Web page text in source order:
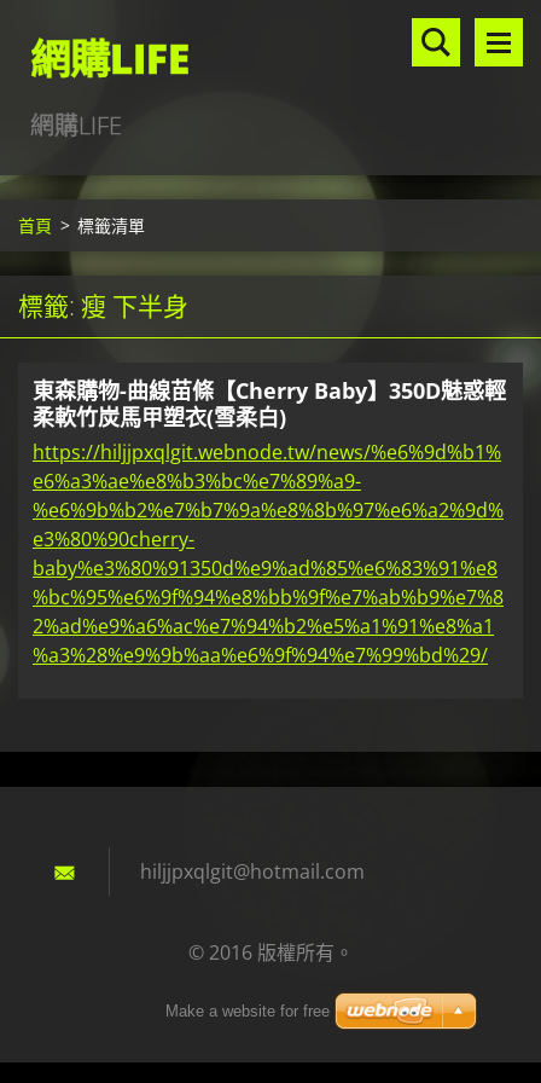
網購LIFE
網購LIFE
首頁 > 標籤清單
標籤: 瘦 下半身
東森購物-曲線苗條【Cherry Baby】350D魅惑輕
柔軟竹炭馬甲塑衣(雪柔白)
https://hiljjpxqlgit.webnode.tw/news/%e6%9d%b1%
e6%a3%ae%e8%b3%bc%e7%89%a9-
%e6%9b%b2%e7%b7%9a%e8%8b%97%e6%a2%9d%
e3%80%90cherry-
baby%e3%80%91350d%e9%ad%85%e6%83%91%e8
%bc%95%e6%9f%94%e8%bb%9f%e7%ab%b9%e7%8
2%ad%e9%a6%ac%e7%94%b2%e5%a1%91%e8%a1
%a3%28%e9%9b%aa%e6%9f%94%e7%99%bd%29/
hiljjpxqlgit@hotmail.com
© 2016 版權所有。
Make a website for free